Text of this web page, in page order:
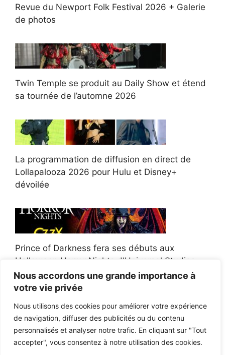
Nous accordons une grande importance à
votre vie privée
Nous utilisons des cookies pour améliorer votre expérience
de navigation, diffuser des publicités ou du contenu
personnalisés et analyser notre trafic. En cliquant sur "Tout
accepter", vous consentez à notre utilisation des cookies.
Revue du Newport Folk Festival 2026 + Galerie
de photos
Twin Temple se produit au Daily Show et étend
sa tournée de l’automne 2026
La programmation de diffusion en direct de
Lollapalooza 2026 pour Hulu et Disney+
dévoilée
Prince of Darkness fera ses débuts aux
Halloween Horror Nights d'Universal Studios
Afroman poursuit un policier de l'Ohio après la
victoire du jury en diffamation